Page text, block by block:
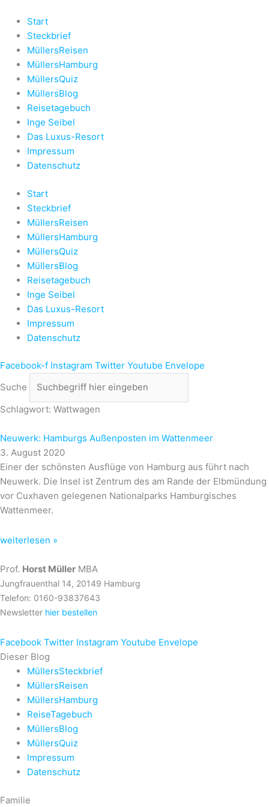
Inhalt
springen
Start
Steckbrief
MüllersReisen
MüllersHamburg
MüllersQuiz
MüllersBlog
Reisetagebuch
Inge Seibel
Das Luxus-Resort
Impressum
Datenschutz
Start
Steckbrief
MüllersReisen
MüllersHamburg
MüllersQuiz
MüllersBlog
Reisetagebuch
Inge Seibel
Das Luxus-Resort
Impressum
Datenschutz
Facebook-f Instagram Twitter Youtube Envelope
Suche
Schlagwort: Wattwagen
Neuwerk: Hamburgs Außenposten im Wattenmeer
3. August 2020
Einer der schönsten Ausflüge von Hamburg aus führt nach
Neuwerk. Die Insel ist Zentrum des am Rande der Elbmündung
vor Cuxhaven gelegenen Nationalparks Hamburgisches
Wattenmeer.
weiterlesen »
Prof. Horst Müller MBA
Jungfrauenthal 14, 20149 Hamburg
Telefon: 0160-93837643
Newsletter hier bestellen
Facebook Twitter Instagram Youtube Envelope
Dieser Blog
MüllersSteckbrief
MüllersReisen
MüllersHamburg
ReiseTagebuch
MüllersBlog
MüllersQuiz
Impressum
Datenschutz
Familie